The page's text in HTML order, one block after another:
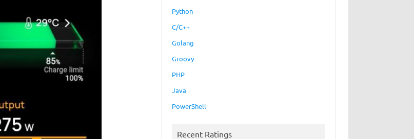
Python
C/C++
Golang
Groovy
PHP
Java
PowerShell
Recent Ratings